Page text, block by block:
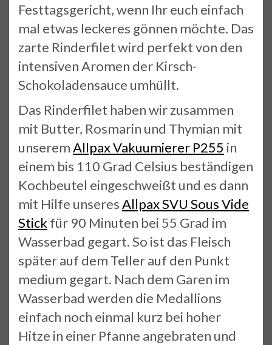
Festtagsgericht, wenn Ihr euch einfach
mal etwas leckeres gönnen möchte. Das
zarte Rinderfilet wird perfekt von den
intensiven Aromen der Kirsch-
Schokoladensauce umhüllt.
Das Rinderfilet haben wir zusammen
mit Butter, Rosmarin und Thymian mit
unseremAllpax Vakuumierer P255 in
einem bis 110 Grad Celsius beständigen
Kochbeutel eingeschweißt und es dann
mit Hilfe unseresAllpax SVU Sous Vide
Stick für 90 Minuten bei 55 Grad im
Wasserbad gegart. So ist das Fleisch
später auf dem Teller auf den Punkt
medium gegart. Nach dem Garen im
Wasserbad werden die Medallions
einfach noch einmal kurz bei hoher
Hitze in einer Pfanne angebraten und